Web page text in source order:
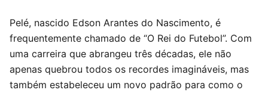
Pelé, nascido Edson Arantes do Nascimento, é
frequentemente chamado de “O Rei do Futebol”. Com
uma carreira que abrangeu três décadas, ele não
apenas quebrou todos os recordes imagináveis, mas
também estabeleceu um novo padrão para como o